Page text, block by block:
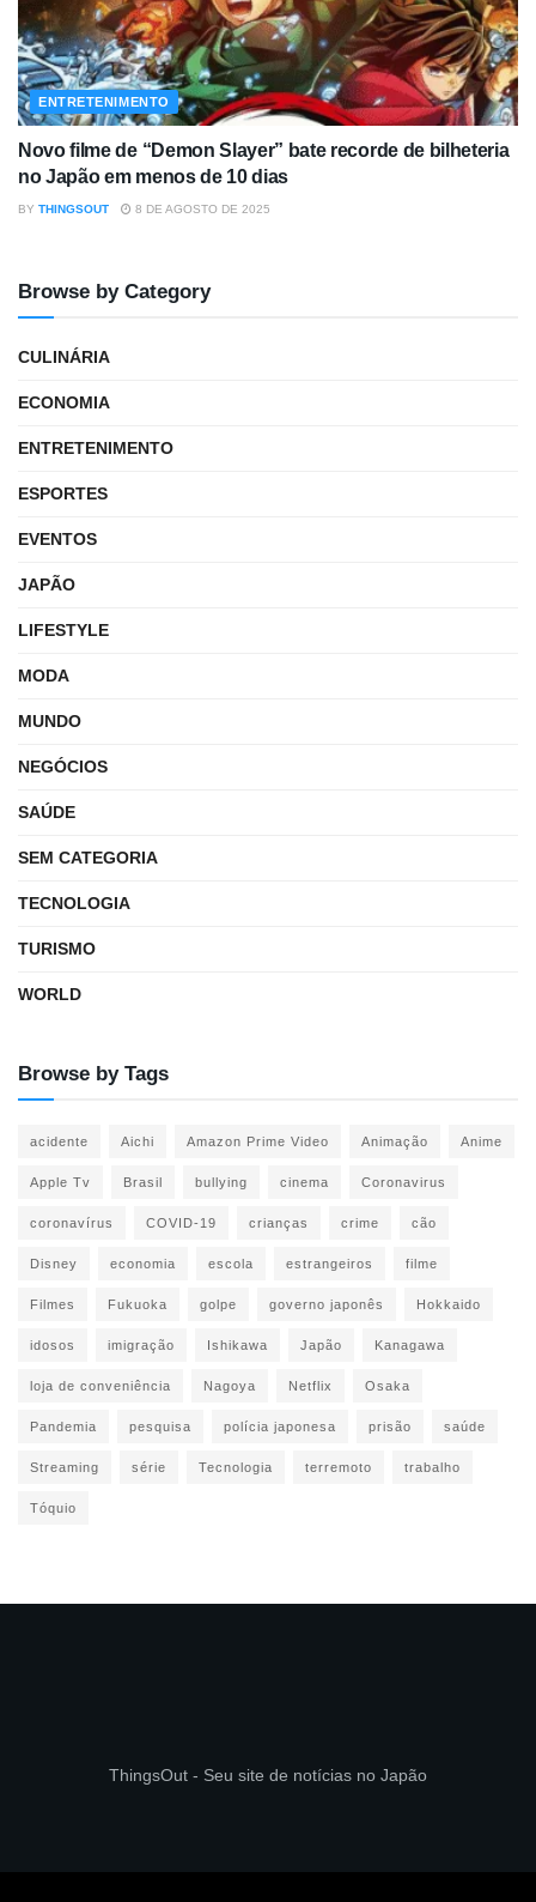
ENTRETENIMENTO
Novo filme de “Demon Slayer” bate recorde de bilheteria
no Japão em menos de 10 dias
BY THINGSOUT 8 DE AGOSTO DE 2025
Browse by Category
CULINÁRIA
ECONOMIA
ENTRETENIMENTO
ESPORTES
EVENTOS
JAPÃO
LIFESTYLE
MODA
MUNDO
NEGÓCIOS
SAÚDE
SEM CATEGORIA
TECNOLOGIA
TURISMO
WORLD
Browse by Tags
acidente Aichi Amazon Prime Video Animação Anime
Apple Tv Brasil bullying cinema Coronavirus
coronavírus COVID-19 crianças crime cão
Disney economia escola estrangeiros filme
Filmes Fukuoka golpe governo japonês Hokkaido
idosos imigração Ishikawa Japão Kanagawa
loja de conveniência Nagoya Netflix Osaka
Pandemia pesquisa polícia japonesa prisão saúde
Streaming série Tecnologia terremoto trabalho
Tóquio
ThingsOut - Seu site de notícias no Japão